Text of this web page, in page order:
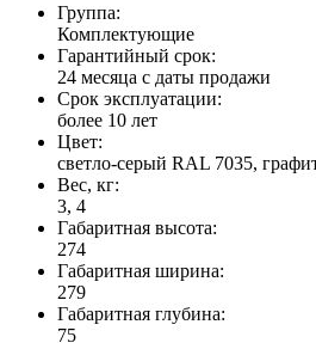
Группа:
Комплектующие
Гарантийный срок:
24 месяца с даты продажи
Срок эксплуатации:
более 10 лет
Цвет:
светло-серый RAL 7035,
Вес, кг:
3, 4
Габаритная высота:
274
Габаритная ширина:
279
Габаритная глубина:
75